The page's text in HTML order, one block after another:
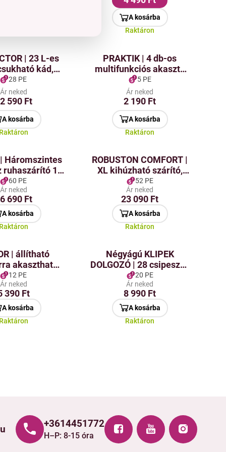
A kosárba
Raktáron
| 23 L-es
kád,
| lavor,
és takarító
egyben
28 PE
Ár neked
590 Ft
A kosárba
Raktáron
PRAKTIK | 4 db-os
multifunkciós akasztó
készlet forgatható
horoggal, DUO
felfüggesztéssel és
kiegészítők számára
füllel.
5 PE
Ár neked
2 190 Ft
A kosárba
Raktáron
Háromszintes
ruhaszárító 11
| szélessége
105 cm
60 PE
Ár neked
690 Ft
A kosárba
Raktáron
ROBUSTON COMFORT |
XL kihúzható szárító,
erős rúddal a
gyűrődések nélküli
ruhákért | 20 méter
52 PE
Ár neked
23 090 Ft
A kosárba
Raktáron
| állítható
akasztható
| 32–60 cm |
× 35 cm | 28
a kisebb
12 PE
Ár neked
390 Ft
A kosárba
Raktáron
Négyágú KLIPEK
DOLGOZÓ | 28 csipeszes
fogas
20 PE
Ár neked
8 990 Ft
A kosárba
Raktáron
+3614451772
H–P: 8-15 óra